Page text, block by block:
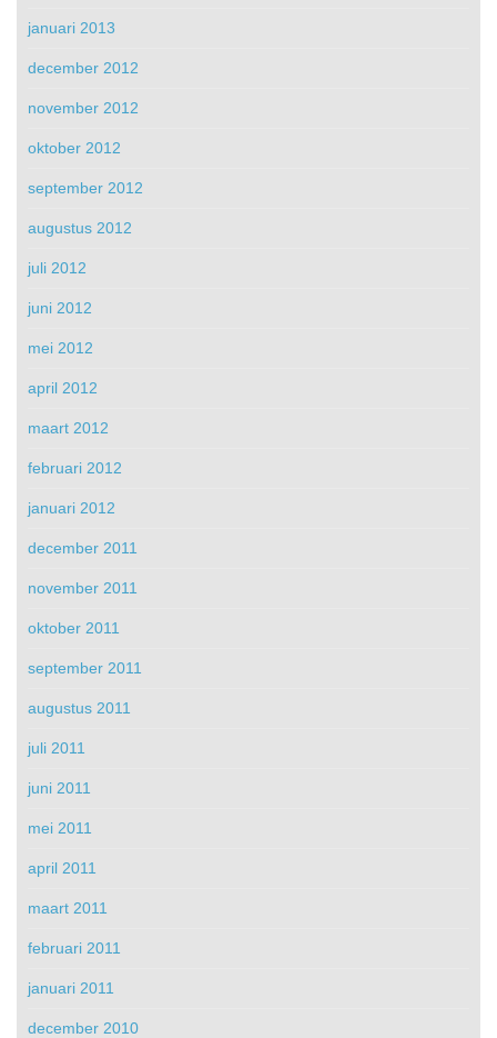
januari 2013
december 2012
november 2012
oktober 2012
september 2012
augustus 2012
juli 2012
juni 2012
mei 2012
april 2012
maart 2012
februari 2012
januari 2012
december 2011
november 2011
oktober 2011
september 2011
augustus 2011
juli 2011
juni 2011
mei 2011
april 2011
maart 2011
februari 2011
januari 2011
december 2010